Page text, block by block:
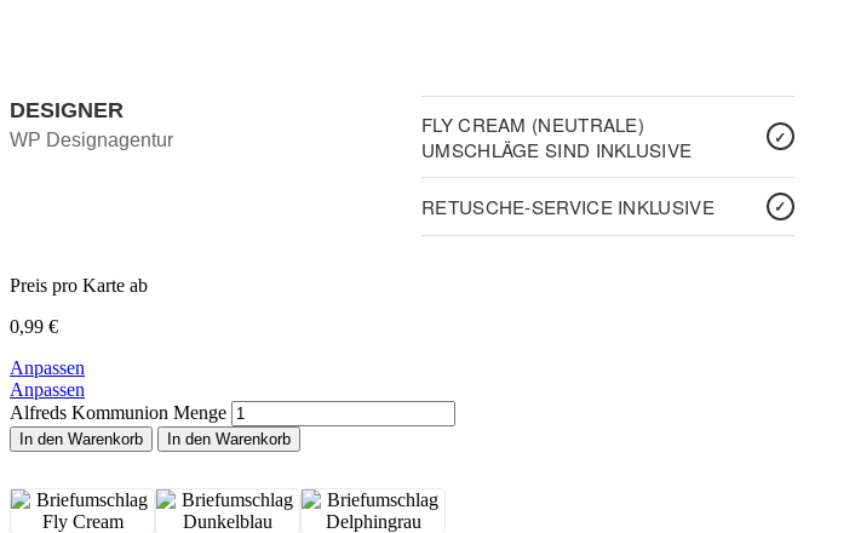
DESIGNER
WP Designagentur
FLY CREAM (NEUTRALE)
UMSCHLÄGE SIND INKLUSIVE
RETUSCHE-SERVICE INKLUSIVE
Preis pro Karte ab
0,99 €
Anpassen
Anpassen
Alfreds Kommunion Menge
In den Warenkorb In den Warenkorb